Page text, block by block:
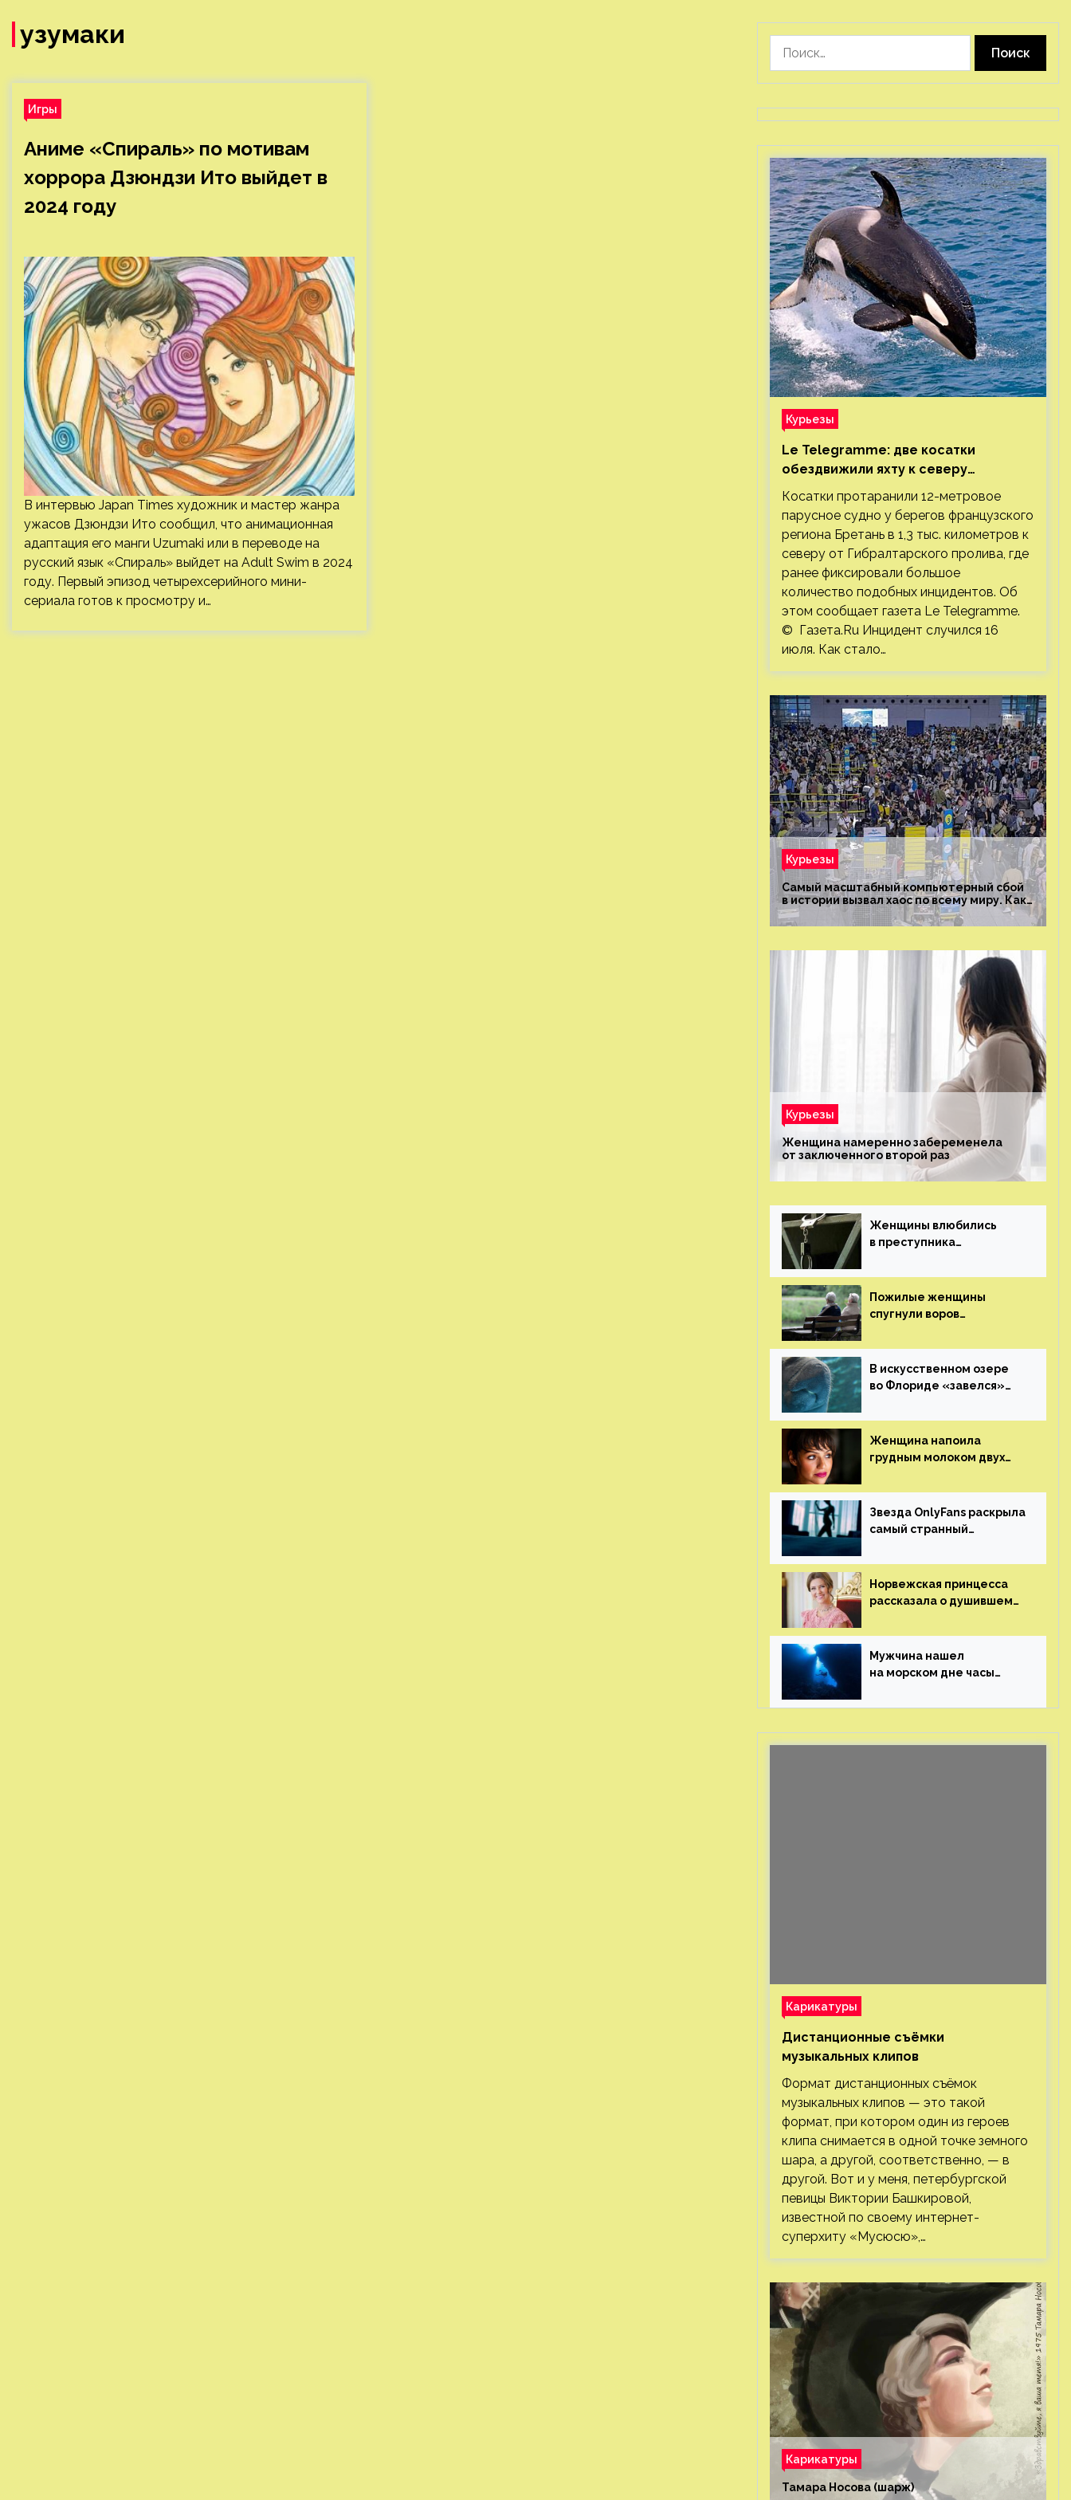
узумаки
Игры
Аниме «Спираль» по мотивам
хоррора Дзюндзи Ито выйдет в
2024 году
В интервью Japan Times художник и мастер жанра
ужасов Дзюндзи Ито сообщил, что анимационная
адаптация его манги Uzumaki или в переводе на
русский язык «Спираль» выйдет на Adult Swim в 2024
году. Первый эпизод четырехсерийного мини-
сериала готов к просмотру и…
Курьезы
Le Telegramme: две косатки
обездвижили яхту к северу
от Гибралтарского пролива
Косатки протаранили 12-метровое
парусное судно у берегов французского
региона Бретань в 1,3 тыс. километров к
северу от Гибралтарского пролива, где
ранее фиксировали большое
количество подобных инцидентов. Об
этом сообщает газета Le Telegramme.
© Газета.Ru Инцидент случился 16
июля. Как стало…
Курьезы
Самый масштабный компьютерный сбой
в истории вызвал хаос по всему миру. Как
это было?
Курьезы
Женщина намеренно забеременела
от заключенного второй раз
Женщины влюбились
в преступника
судью сохранить ему
жизнь
Пожилые женщины
спугнули воров
В искусственном озере
во Флориде «завелся»
Женщина напоила
грудным молоком двух
Звезда OnlyFans раскрыла
самый странный
от фаната
Норвежская принцесса
рассказала о душившем
генерала
Мужчина нашел
на морском дне часы
рублей с помощью
Карикатуры
Дистанционные съёмки
музыкальных клипов⁠⁠
Формат дистанционных съёмок
музыкальных клипов — это такой
формат, при котором один из героев
клипа снимается в одной точке земного
шара, а другой, соответственно, — в
другой. Вот и у меня, петербургской
певицы Виктории Башкировой,
известной по своему интернет-
суперхиту «Мусюсю»,…
Карикатуры
Тамара Носова (шарж)⁠⁠